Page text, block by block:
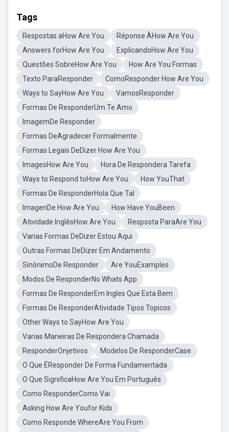
Tags
Respostas aHow Are You
Réponse ÀHow Are You
Answers forHow Are You
ExplicandoHow Are You
Questões SobreHow Are You
How Are You Formas
Texto ParaResponder
ComoResponder How Are You
Ways to SayHow Are You
VamosResponder
Formas De ResponderUm Te Amo
ImagemDe Responder
Formas DeAgradecer Formalmente
Formas Legais DeDizer How Are You
ImagesHow Are You
Hora De Respondera Tarefa
Ways to Respond toHow Are You
How YouThat
Formas De ResponderHola Que Tal
ImagenDe How Are You
How Have YouBeen
Atividade InglêsHow Are You
Resposta ParaAre You
Varias Formas DeDizer Estou Aqui
Outras Formas DeDizer Em Andamento
SinônimoDe Responder
Are YouExamples
Modos De ResponderNo Whats App
Formas De ResponderEm Ingles Que Esta Bem
Formas De ResponderAtividade Tipos Topicos
Other Ways to SayHow Are You
Varias Maneiras De Respondera Chamada
ResponderOnjetivos
Modelos De ResponderCase
O Que ÉResponder De Forma Fundamentada
O Que SignificaHow Are You Em Português
Como ResponderComo Vai
Asking How Are Youfor Kids
Como Responde WhereAre You From